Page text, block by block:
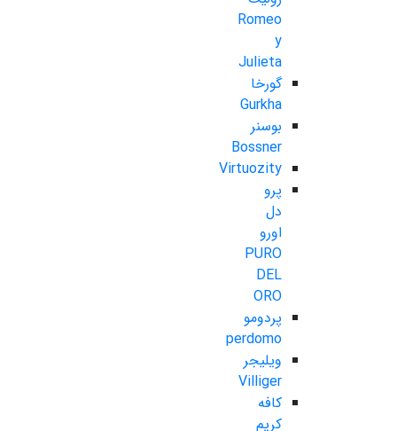
Romeo
y
Julieta
گورخا
Gurkha
بوسنر
Bossner
Virtuozity
پرو
دل
اورو
PURO
DEL
ORO
پردومو
perdomo
ویلیجر
Villiger
کافه
کریم